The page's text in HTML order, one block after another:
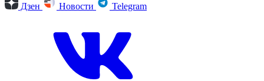
Дзен Новости Telegram